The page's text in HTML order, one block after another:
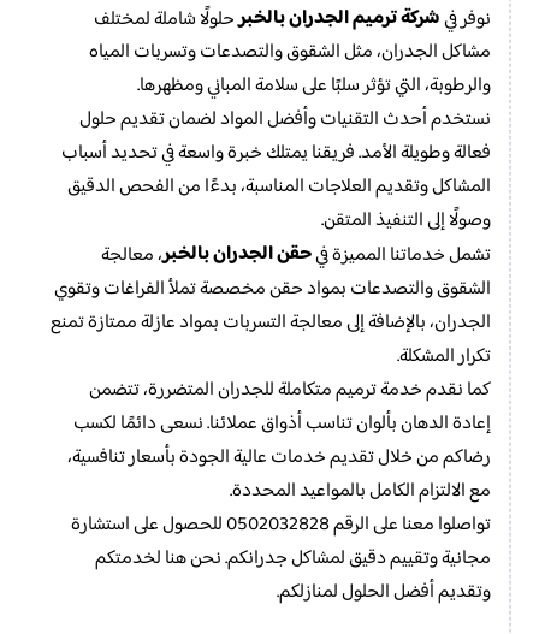
نوفر فيشركة ترميم الجدران بالخبرحلولًا شاملة لمختلف
مشاكل الجدران، مثل الشقوق والتصدعات وتسربات المياه
والرطوبة، التي تؤثر سلبًا على سلامة المباني ومظهرها.
نستخدم أحدث التقنيات وأفضل المواد لضمان تقديم حلول
فعالة وطويلة الأمد. فريقنا يمتلك خبرة واسعة في تحديد أسباب
المشاكل وتقديم العلاجات المناسبة، بدءًا من الفحص الدقيق
وصولًا إلى التنفيذ المتقن.
تشمل خدماتنا المميزة فيحقن الجدران بالخبر، معالجة
الشقوق والتصدعات بمواد حقن مخصصة تملأ الفراغات وتقوي
الجدران، بالإضافة إلى معالجة التسربات بمواد عازلة ممتازة تمنع
تكرار المشكلة.
كما نقدم خدمة ترميم متكاملة للجدران المتضررة، تتضمن
إعادة الدهان بألوان تناسب أذواق عملائنا. نسعى دائمًا لكسب
رضاكم من خلال تقديم خدمات عالية الجودة بأسعار تنافسية،
مع الالتزام الكامل بالمواعيد المحددة.
تواصلوا معنا على الرقم 0502032828 للحصول على استشارة
مجانية وتقييم دقيق لمشاكل جدرانكم. نحن هنا لخدمتكم
وتقديم أفضل الحلول لمنازلكم.